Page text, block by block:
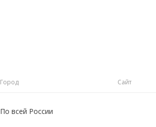
Город Сайт
По всей России